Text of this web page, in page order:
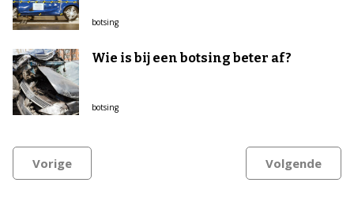
botsing
Wie is bij een botsing beter af?
botsing
Vorige Volgende